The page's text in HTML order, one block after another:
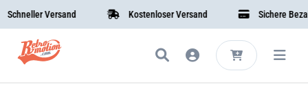
Versand Kostenloser Versand Sichere